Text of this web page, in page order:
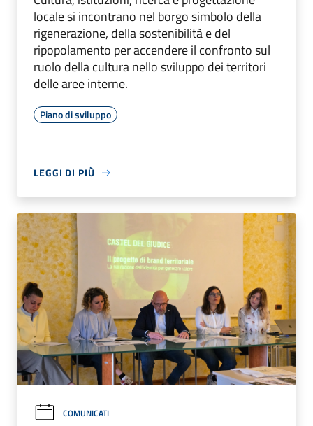
locale si incontrano nel borgo simbolo della
rigenerazione, della sostenibilità e del
ripopolamento per accendere il confronto sul
ruolo della cultura nello sviluppo dei territori
delle aree interne.
Piano di sviluppo
LEGGI DI PIÙ
COMUNICATI